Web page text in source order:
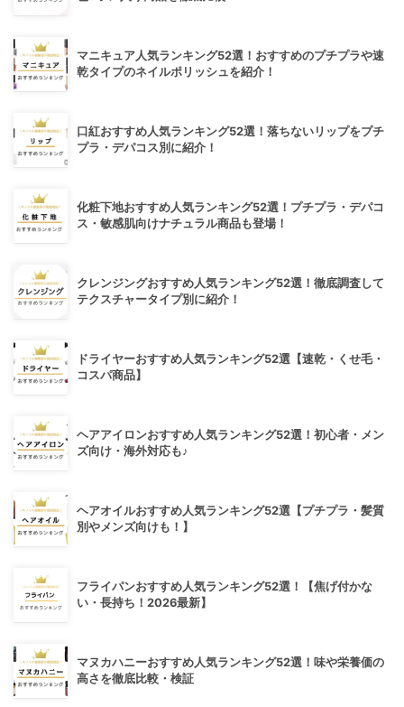
マニキュア人気ランキング52選！おすすめのプチプラや速
乾タイプのネイルポリッシュを紹介！
口紅おすすめ人気ランキング52選！落ちないリップをプチ
プラ・デパコス別に紹介！
化粧下地おすすめ人気ランキング52選！プチプラ・デパコ
ス・敏感肌向けナチュラル商品も登場！
クレンジングおすすめ人気ランキング52選！徹底調査して
テクスチャータイプ別に紹介！
ドライヤーおすすめ人気ランキング52選【速乾・くせ毛・
コスパ商品】
ヘアアイロンおすすめ人気ランキング52選！初心者・メン
ズ向け・海外対応も♪
ヘアオイルおすすめ人気ランキング52選【プチプラ・髪質
別やメンズ向けも！】
フライパンおすすめ人気ランキング52選！【焦げ付かな
い・長持ち！2026最新】
マヌカハニーおすすめ人気ランキング52選！味や栄養価の
高さを徹底比較・検証